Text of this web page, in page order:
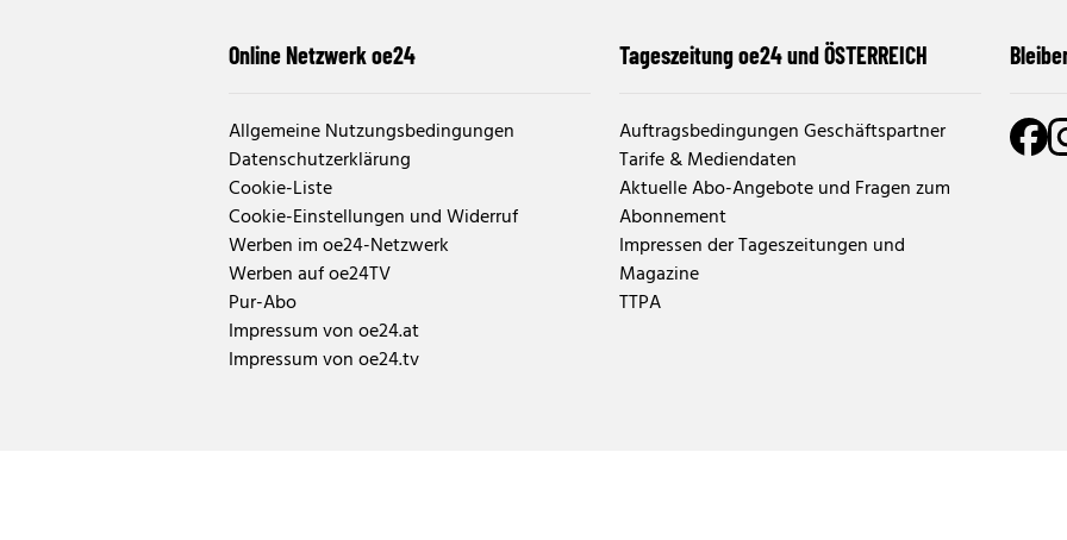
Online Netzwerk oe24
Allgemeine Nutzungsbedingungen
Datenschutzerklärung
Cookie-Liste
Cookie-Einstellungen und Widerruf
Werben im oe24-Netzwerk
Werben auf oe24TV
Pur-Abo
Impressum von oe24.at
Impressum von oe24.tv
Tageszeitung oe24 und ÖSTERREICH
Auftragsbedingungen Geschäftspartner
Tarife & Mediendaten
Aktuelle Abo-Angebote und Fragen zum
Abonnement
Impressen der Tageszeitungen und
Magazine
TTPA